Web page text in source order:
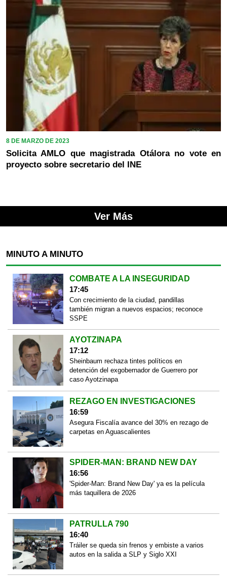
8 DE MARZO DE 2023
Solicita AMLO que magistrada Otálora no vote en
proyecto sobre secretario del INE
Ver Más
MINUTO A MINUTO
COMBATE A LA INSEGURIDAD
17:45
Con crecimiento de la ciudad, pandillas
también migran a nuevos espacios; reconoce
SSPE
AYOTZINAPA
17:12
Sheinbaum rechaza tintes políticos en
detención del exgobernador de Guerrero por
caso Ayotzinapa
REZAGO EN INVESTIGACIONES
16:59
Asegura Fiscalía avance del 30% en rezago de
carpetas en Aguascalientes
SPIDER-MAN: BRAND NEW DAY
16:56
'Spider-Man: Brand New Day' ya es la película
más taquillera de 2026
PATRULLA 790
16:40
Tráiler se queda sin frenos y embiste a varios
autos en la salida a SLP y Siglo XXI